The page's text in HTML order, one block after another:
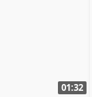
01:32